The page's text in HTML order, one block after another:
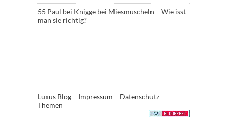
55 Paul bei Knigge bei Miesmuscheln – Wie isst
man sie richtig?
Luxus Blog Impressum
Datenschutz
Themen